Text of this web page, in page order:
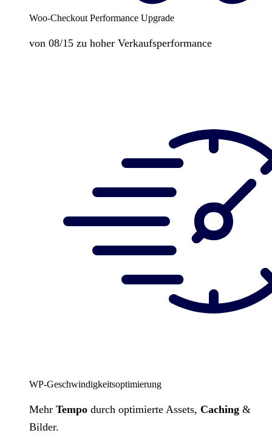
Woo-Checkout Performance Upgrade
von 08/15 zu hoher Verkaufsperformance
WP-Geschwindigkeitsoptimierung
Mehr Tempo durch optimierte Assets, Caching &
Bilder.